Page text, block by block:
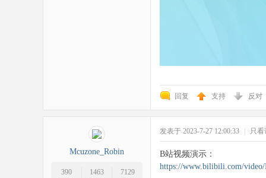
回复 支持 反对
Mcuzone_Robin
390
1463
7129
发表于 2023-7-27 12:00:33 只看
B站视频演示：
https://www.bilibili.com/